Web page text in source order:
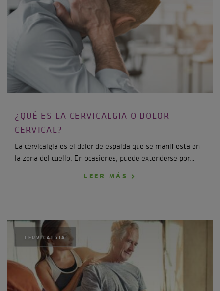
¿QUÉ ES LA CERVICALGIA O DOLOR
CERVICAL?
La cervicalgia es el dolor de espalda que se manifiesta en
la zona del cuello. En ocasiones, puede extenderse por…
LEER MÁS
CERVICALGIA